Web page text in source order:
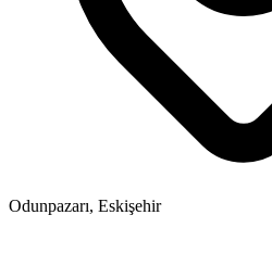
Odunpazarı, Eskişehir